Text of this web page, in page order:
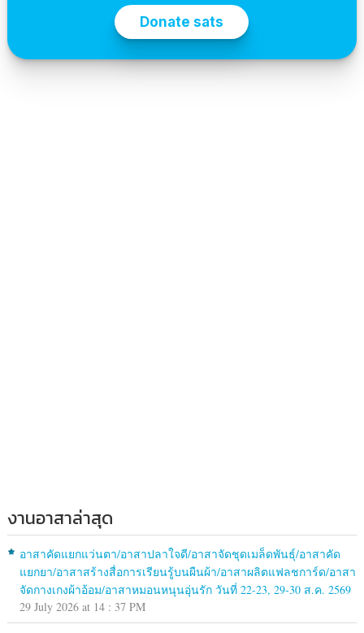
งานอาสาล่าสุด
อาสาคัดแยกแว่นตา/อาสาปลาใจดี/อาสาจัดชุดเมล็ดพันธุ์/อาสาคัด
แยกยา/อาสาสร้างสื่อการเรียนรู้บนผืนผ้า/อาสาผลิตแฟลชการ์ด/อาสา
จัดกางเกงผ้าอ้อม/อาสาหมอนหนุนอุ่นรัก วันที่ 22-23, 29-30 ส.ค. 2569
29 July 2026 at 14 : 37 PM